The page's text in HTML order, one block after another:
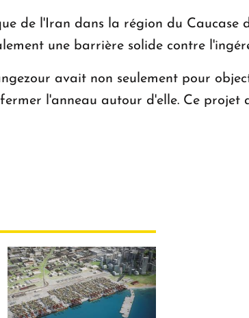
de l'Iran dans la région du Caucase
une barrière solide contre
avait non seulement pour
l'anneau autour d'elle. Ce projet